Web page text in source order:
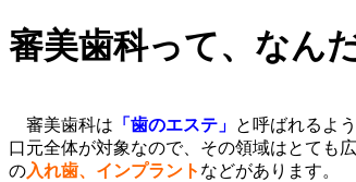
審美歯科って、なん
審美歯科は 「歯のエステ」 と呼ばれるよ
口元全体が対象なので、その領域はとても
の入れ歯、インプラント などがあります。